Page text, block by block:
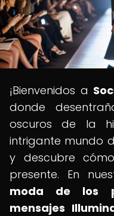
¡Bienvenidos a
donde
oscuros de la
intrigante mundo
y descubre
presente. En
moda de los
mensajes